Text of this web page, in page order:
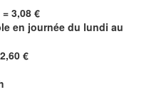
3,08 €
en journée du lundi au
2,60 €